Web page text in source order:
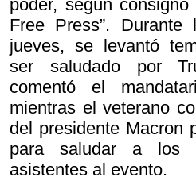
poder, según
Free Press”.
jueves, se levantó
ser saludado por
comentó el
mientras el veterano
del presidente Macron
para saludar a los
asistentes al evento.